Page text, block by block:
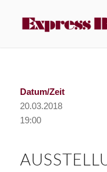
Datum/Zeit
20.03.2018
19:00